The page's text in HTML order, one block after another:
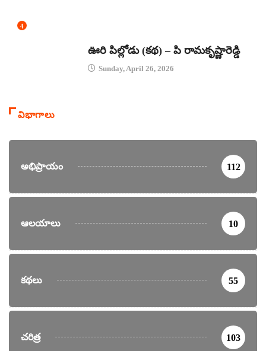
4
ఊరి పిల్లోడు (కథ) – పి రామకృష్ణారెడ్డి
Sunday, April 26, 2026
విభాగాలు
అభిప్రాయం 112
ఆలయాలు 10
కథలు 55
చరిత్ర 103